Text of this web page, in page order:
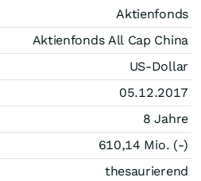
Aktienfonds
Aktienfonds All Cap China
US-Dollar
05.12.2017
8 Jahre
610,14 Mio. (-)
thesaurierend